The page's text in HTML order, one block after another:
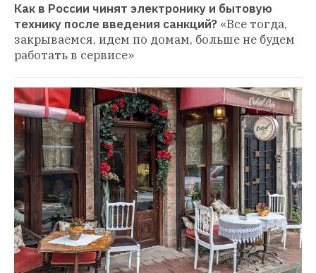
Как в России чинят электронику и бытовую
технику после введения санкций? «Все тогда,
закрываемся, идем по домам, больше не будем
работать в сервисе»